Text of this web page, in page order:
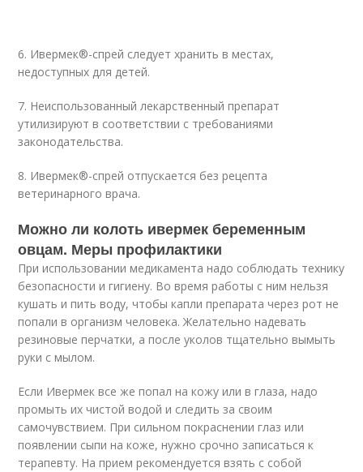
6. Ивермек®-спрей следует хранить в местах,
недоступных для детей.
7. Неиспользованный лекарственный препарат
утилизируют в соответствии с требованиями
законодательства.
8. Ивермек®-спрей отпускается без рецепта
ветеринарного врача.
Можно ли колоть ивермек беременным
овцам. Меры профилактики
При использовании медикамента надо соблюдать технику
безопасности и гигиену. Во время работы с ним нельзя
кушать и пить воду, чтобы капли препарата через рот не
попали в организм человека. Желательно надевать
резиновые перчатки, а после уколов тщательно вымыть
руки с мылом.
Если Ивермек все же попал на кожу или в глаза, надо
промыть их чистой водой и следить за своим
самочувствием. При сильном покраснении глаз или
появлении сыпи на коже, нужно срочно записаться к
терапевту. На прием рекомендуется взять с собой